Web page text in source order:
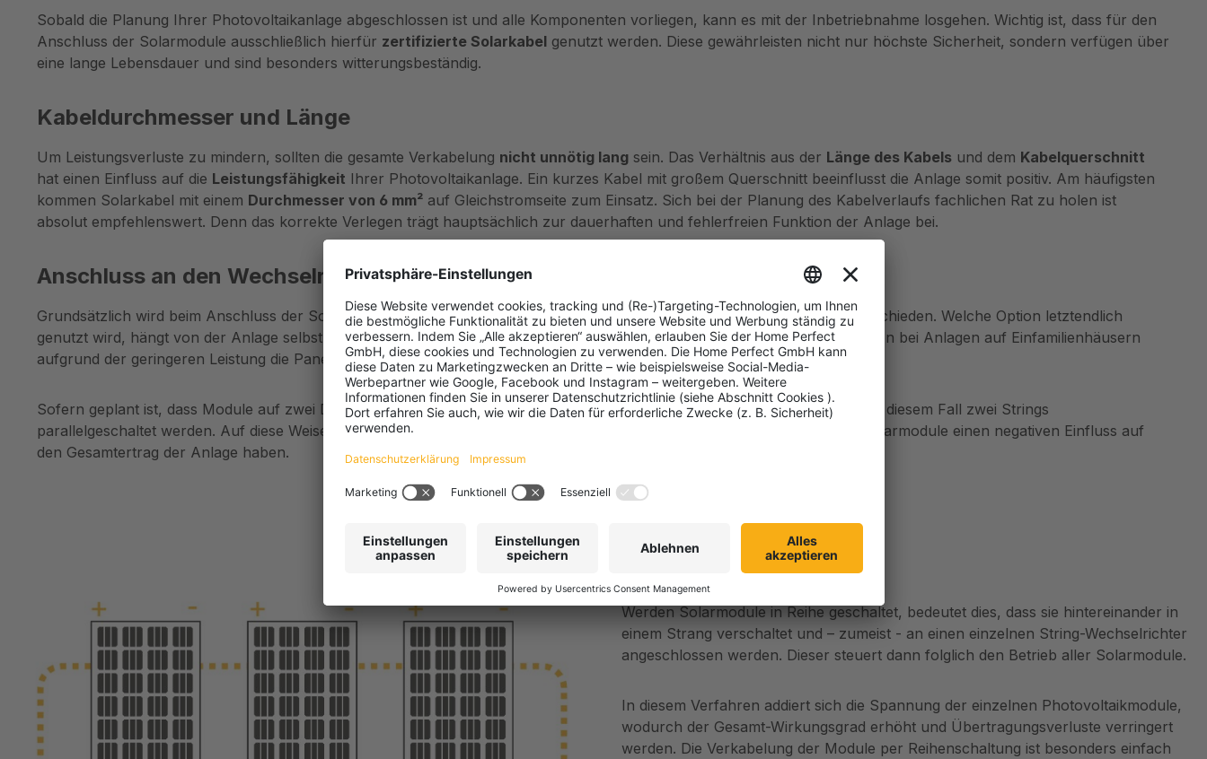
Sobald die Planung Ihrer Photovoltaikanlage abgeschlossen ist und alle Komponenten vorliegen, kann es mit der Inbetriebnahme losgehen. Wichtig ist, dass für den
Anschluss der Solarmodule ausschließlich hierfür zertifizierte Solarkabel genutzt werden. Diese gewährleisten nicht nur höchste Sicherheit, sondern verfügen über
eine lange Lebensdauer und sind besonders witterungsbeständig.
Kabeldurchmesser und Länge
Um Leistungsverluste zu mindern, sollten die gesamte Verkabelung nicht unnötig lang sein. Das Verhältnis aus der Länge des Kabels und dem Kabelquerschnitt
hat einen Einfluss auf die Leistungsfähigkeit Ihrer Photovoltaikanlage. Ein kurzes Kabel mit großem Querschnitt beeinflusst die Anlage somit positiv. Am häufigsten
kommen Solarkabel mit einem Durchmesser von 6 mm² auf Gleichstromseite zum Einsatz. Sich bei der Planung des Kabelverlaufs fachlichen Rat zu holen ist
absolut empfehlenswert. Denn das korrekte Verlegen trägt hauptsächlich zur dauerhaften und fehlerfreien Funktion der Anlage bei.
Anschluss an den Wechselrichter
Grundsätzlich wird beim Anschluss der Solarmodule an denWechselrichterzwischen Reihen- und Parallelschaltung unterschieden. Welche Option letztendlich
genutzt wird, hängt von der Anlage selbst und dem Wechselrichter ab, der genutzt werden soll. In den meisten Fällen werden bei Anlagen auf Einfamilienhäusern
aufgrund der geringeren Leistung die Panels in Reihe geschaltet.
Sofern geplant ist, dass Module auf zwei Dachseiten montiert werden sollen, die verschieden ausgerichtet sind, so sollten in diesem Fall zwei Strings
parallelgeschaltet werden. Auf diese Weise kann man umgehen, dass die jeweils zur bestimmten Tageszeit verschatteten Solarmodule einen negativen Einfluss auf
den Gesamtertrag der Anlage haben.
Die Reihenschaltung
Werden Solarmodule in Reihe geschaltet, bedeutet dies, dass sie hintereinander in
einem Strang verschaltet und – zumeist - an einen einzelnen String-Wechselrichter
angeschlossen werden. Dieser steuert dann folglich den Betrieb aller Solarmodule.
In diesem Verfahren addiert sich die Spannung der einzelnen Photovoltaikmodule,
wodurch der Gesamt-Wirkungsgrad erhöht und Übertragungsverluste verringert
werden. Die Verkabelung der Module per Reihenschaltung ist besonders einfach